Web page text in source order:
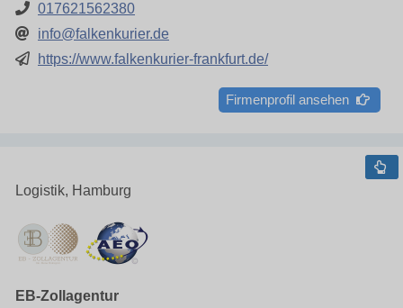
017621562380
info@falkenkurier.de
https://www.falkenkurier-frankfurt.de/
Firmenprofil ansehen
Logistik, Hamburg
EB-Zollagentur